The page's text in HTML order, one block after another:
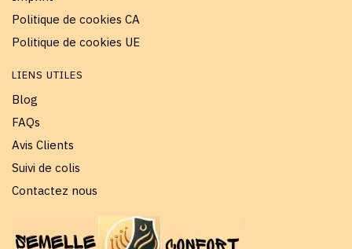
Politique de cookies CA
Politique de cookies UE
LIENS UTILES
Blog
FAQs
Avis Clients
Suivi de colis
Contactez nous